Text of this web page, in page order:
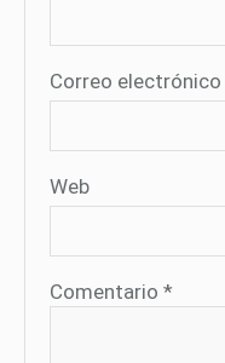
Correo electrónico
Web
Comentario *